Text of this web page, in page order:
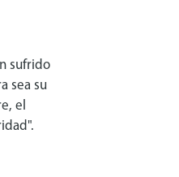
sufrido
sea su
el